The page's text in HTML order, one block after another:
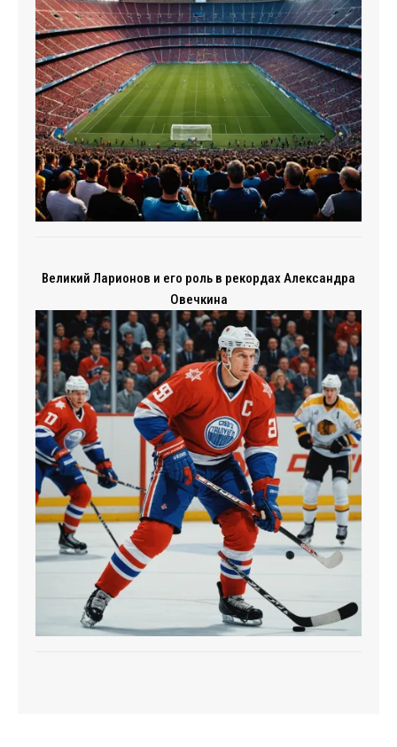
Великий Ларионов и его роль в рекордах Александра
Овечкина